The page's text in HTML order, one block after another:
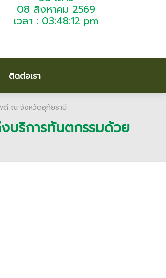
08 สิงหาคม 2569
เวลา : 03:48:12 pm
ติดต่อเรา
พดี ณ จังหวัดอุทัยธานี
บริการทันตกรรมด้วย